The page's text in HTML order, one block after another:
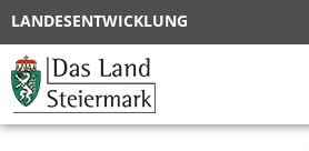
LANDESENTWICKLUNG